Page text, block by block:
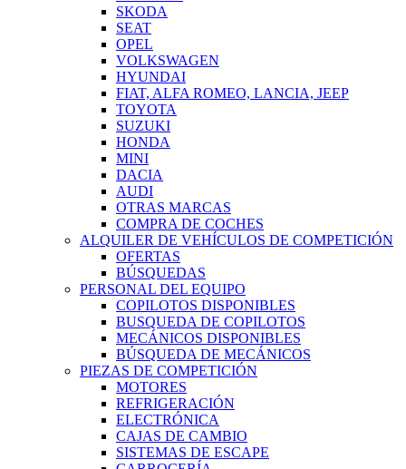
SKODA
SEAT
OPEL
VOLKSWAGEN
HYUNDAI
FIAT, ALFA ROMEO, LANCIA, JEEP
TOYOTA
SUZUKI
HONDA
MINI
DACIA
AUDI
OTRAS MARCAS
COMPRA DE COCHES
ALQUILER DE VEHÍCULOS DE COMPETICIÓN
OFERTAS
BÚSQUEDAS
PERSONAL DEL EQUIPO
COPILOTOS DISPONIBLES
BUSQUEDA DE COPILOTOS
MECÁNICOS DISPONIBLES
BÚSQUEDA DE MECÁNICOS
PIEZAS DE COMPETICIÓN
MOTORES
REFRIGERACIÓN
ELECTRÓNICA
CAJAS DE CAMBIO
SISTEMAS DE ESCAPE